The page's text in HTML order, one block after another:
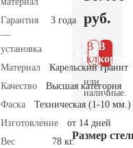
Гарантия
—
установка
3 года
Материал
Карельский гранит
Качество
Высшая категория
Фаска
Техническая (1-10 мм.)
Изготовление
от 14 дней
Вес
78 кг.
руб.
В
В 1
клик
или
наличные.
Размер